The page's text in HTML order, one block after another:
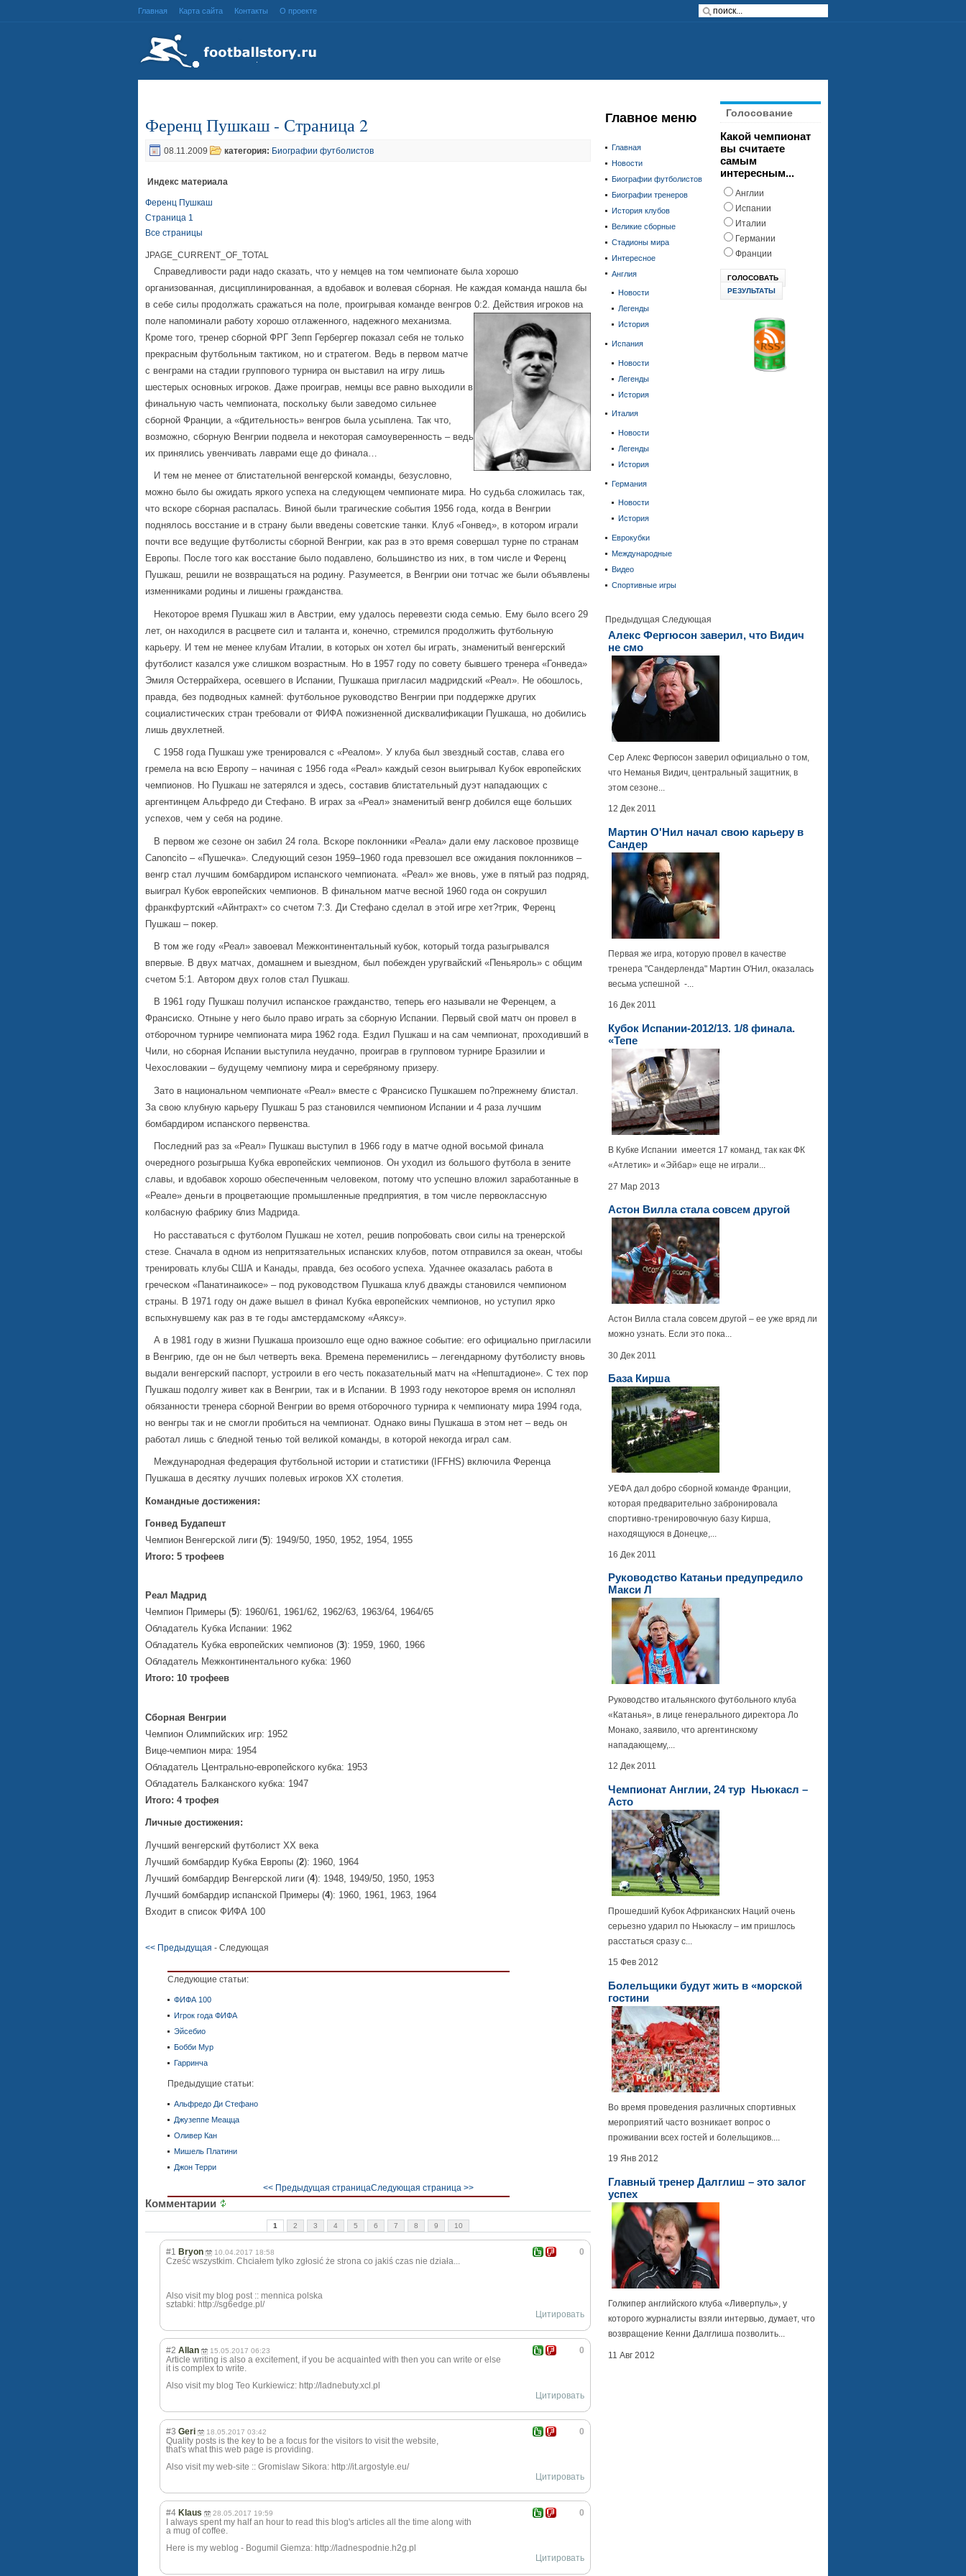
Главная Карта сайта Контакты О проекте
Главное меню
Главная
Новости
Биографии футболистов
Биографии тренеров
История клубов
Великие сборные
Стадионы мира
Интересное
Англия
Новости
Легенды
История
Испания
Новости
Легенды
История
Италия
Новости
Легенды
История
Германия
Новости
История
Еврокубки
Международные
Видео
Спортивные игры
Голосование
Какой чемпионат
вы считаете
самым
интересным...
Англии
Испании
Италии
Германии
Франции
РЕЗУЛЬТАТЫ
Предыдущая Следующая
Алекс Фергюсон заверил, что Видич
не смо
Сер Алекс Фергюсон заверил официально о том,
что Неманья Видич, центральный защитник, в
этом сезоне...
12 Дек 2011
Мартин О'Нил начал свою карьеру в
Сандер
Первая же игра, которую провел в качестве
тренера "Сандерленда" Мартин О'Нил, оказалась
весьма успешной -...
16 Дек 2011
Кубок Испании-2012/13. 1/8 финала.
«Тепе
В Кубке Испании имеется 17 команд, так как ФК
«Атлетик» и «Эйбар» еще не играли...
27 Мар 2013
Астон Вилла стала совсем другой
Астон Вилла стала совсем другой – ее уже вряд ли
можно узнать. Если это пока...
30 Дек 2011
База Кирша
УЕФА дал добро сборной команде Франции,
которая предварительно забронировала
спортивно-тренировочную базу Кирша,
находящуюся в Донецке,...
16 Дек 2011
Руководство Катаньи предупредило
Макси Л
Руководство итальянского футбольного клуба
«Катанья», в лице генерального директора Ло
Монако, заявило, что аргентинскому
нападающему,...
12 Дек 2011
Чемпионат Англии, 24 тур Ньюкасл –
Асто
Прошедший Кубок Африканских Наций очень
серьезно ударил по Ньюкаслу – им пришлось
расстаться сразу с...
15 Фев 2012
Болельщики будут жить в «морской
гостини
Во время проведения различных спортивных
мероприятий часто возникает вопрос о
проживании всех гостей и болельщиков....
19 Янв 2012
Главный тренер Далглиш – это залог
успех
Голкипер английского клуба «Ливерпуль», у
которого журналисты взяли интервью, думает, что
возвращение Кенни Далглиша позволить...
11 Авг 2012
Ференц Пушкаш - Страница 2
08.11.2009 категория: Биографии футболистов
Индекс материала
Ференц Пушкаш
Страница 1
Все страницы
JPAGE_CURRENT_OF_TOTAL
Справедливости ради надо сказать, что у немцев на том чемпионате была хорошо
организованная, дисциплинированная, а вдобавок и волевая сборная. Не каждая команда нашла бы
в себе силы продолжать сражаться на поле, проигрывая команде венгров 0:2. Действия игроков на
поле напоминали работу хорошо отлаженного, надежного механизма.
Кроме того, тренер сборной ФРГ Зепп Гербергер показал себя не только
прекрасным футбольным тактиком, но и стратегом. Ведь в первом матче
с венграми на стадии группового турнира он выставил на игру лишь
шестерых основных игроков. Даже проиграв, немцы все равно выходили в
финальную часть чемпионата, поскольку были заведомо сильнее
сборной Франции, а «бдительность» венгров была усыплена. Так что,
возможно, сборную Венгрии подвела и некоторая самоуверенность – ведь
их принялись увенчивать лаврами еще до финала…
И тем не менее от блистательной венгерской команды, безусловно,
можно было бы ожидать яркого успеха на следующем чемпионате мира. Но судьба сложилась так,
что вскоре сборная распалась. Виной были трагические события 1956 года, когда в Венгрии
поднялось восстание и в страну были введены советские танки. Клуб «Гонвед», в котором играли
почти все ведущие футболисты сборной Венгрии, как раз в это время совершал турне по странам
Европы. После того как восстание было подавлено, большинство из них, в том числе и Ференц
Пушкаш, решили не возвращаться на родину. Разумеется, в Венгрии они тотчас же были объявлены
изменниками родины и лишены гражданства.
Некоторое время Пушкаш жил в Австрии, ему удалось перевезти сюда семью. Ему было всего 29
лет, он находился в расцвете сил и таланта и, конечно, стремился продолжить футбольную
карьеру. И тем не менее клубам Италии, в которых он хотел бы играть, знаменитый венгерский
футболист казался уже слишком возрастным. Но в 1957 году по совету бывшего тренера «Гонведа»
Эмиля Остеррайхера, осевшего в Испании, Пушкаша пригласил мадридский «Реал». Не обошлось,
правда, без подводных камней: футбольное руководство Венгрии при поддержке других
социалистических стран требовали от ФИФА пожизненной дисквалификации Пушкаша, но добились
лишь двухлетней.
С 1958 года Пушкаш уже тренировался с «Реалом». У клуба был звездный состав, слава его
гремела на всю Европу – начиная с 1956 года «Реал» каждый сезон выигрывал Кубок европейских
чемпионов. Но Пушкаш не затерялся и здесь, составив блистательный дуэт нападающих с
аргентинцем Альфредо ди Стефано. В играх за «Реал» знаменитый венгр добился еще больших
успехов, чем у себя на родине.
В первом же сезоне он забил 24 гола. Вскоре поклонники «Реала» дали ему ласковое прозвище
Canoncito – «Пушечка». Следующий сезон 1959–1960 года превзошел все ожидания поклонников –
венгр стал лучшим бомбардиром испанского чемпионата. «Реал» же вновь, уже в пятый раз подряд,
выиграл Кубок европейских чемпионов. В финальном матче весной 1960 года он сокрушил
франкфуртский «Айнтрахт» со счетом 7:3. Ди Стефано сделал в этой игре хет?трик, Ференц
Пушкаш – покер.
В том же году «Реал» завоевал Межконтинентальный кубок, который тогда разыгрывался
впервые. В двух матчах, домашнем и выездном, был побежден уругвайский «Пеньяроль» с общим
счетом 5:1. Автором двух голов стал Пушкаш.
В 1961 году Пушкаш получил испанское гражданство, теперь его называли не Ференцем, а
Франсиско. Отныне у него было право играть за сборную Испании. Первый свой матч он провел в
отборочном турнире чемпионата мира 1962 года. Ездил Пушкаш и на сам чемпионат, проходивший в
Чили, но сборная Испании выступила неудачно, проиграв в групповом турнире Бразилии и
Чехословакии – будущему чемпиону мира и серебряному призеру.
Зато в национальном чемпионате «Реал» вместе с Франсиско Пушкашем по?прежнему блистал.
За свою клубную карьеру Пушкаш 5 раз становился чемпионом Испании и 4 раза лучшим
бомбардиром испанского первенства.
Последний раз за «Реал» Пушкаш выступил в 1966 году в матче одной восьмой финала
очередного розыгрыша Кубка европейских чемпионов. Он уходил из большого футбола в зените
славы, и вдобавок хорошо обеспеченным человеком, потому что успешно вложил заработанные в
«Реале» деньги в процветающие промышленные предприятия, в том числе первоклассную
колбасную фабрику близ Мадрида.
Но расставаться с футболом Пушкаш не хотел, решив попробовать свои силы на тренерской
стезе. Сначала в одном из непритязательных испанских клубов, потом отправился за океан, чтобы
тренировать клубы США и Канады, правда, без особого успеха. Удачнее оказалась работа в
греческом «Панатинаикосе» – под руководством Пушкаша клуб дважды становился чемпионом
страны. В 1971 году он даже вышел в финал Кубка европейских чемпионов, но уступил ярко
вспыхнувшему как раз в те годы амстердамскому «Аяксу».
А в 1981 году в жизни Пушкаша произошло еще одно важное событие: его официально пригласили
в Венгрию, где он не был четверть века. Времена переменились – легендарному футболисту вновь
выдали венгерский паспорт, устроили в его честь показательный матч на «Непштадионе». С тех пор
Пушкаш подолгу живет как в Венгрии, так и в Испании. В 1993 году некоторое время он исполнял
обязанности тренера сборной Венгрии во время отборочного турнира к чемпионату мира 1994 года,
но венгры так и не смогли пробиться на чемпионат. Однако вины Пушкаша в этом нет – ведь он
работал лишь с бледной тенью той великой команды, в которой некогда играл сам.
Международная федерация футбольной истории и статистики (IFFHS) включила Ференца
Пушкаша в десятку лучших полевых игроков XX столетия.
Командные достижения:
Гонвед Будапешт
Чемпион Венгерской лиги (5): 1949/50, 1950, 1952, 1954, 1955
Итого: 5 трофеев
Реал Мадрид
Чемпион Примеры (5): 1960/61, 1961/62, 1962/63, 1963/64, 1964/65
Обладатель Кубка Испании: 1962
Обладатель Кубка европейских чемпионов (3): 1959, 1960, 1966
Обладатель Межконтинентального кубка: 1960
Итого: 10 трофеев
Сборная Венгрии
Чемпион Олимпийских игр: 1952
Вице-чемпион мира: 1954
Обладатель Центрально-европейского кубка: 1953
Обладатель Балканского кубка: 1947
Итого: 4 трофея
Личные достижения:
Лучший венгерский футболист XX века
Лучший бомбардир Кубка Европы (2): 1960, 1964
Лучший бомбардир Венгерской лиги (4): 1948, 1949/50, 1950, 1953
Лучший бомбардир испанской Примеры (4): 1960, 1961, 1963, 1964
Входит в список ФИФА 100
<< Предыдущая - Следующая
Следующие статьи:
ФИФА 100
Игрок года ФИФА
Эйсебио
Бобби Мур
Гарринча
Предыдущие статьи:
Альфредо Ди Стефано
Джузеппе Меацца
Оливер Кан
Мишель Платини
Джон Терри
<< Предыдущая страницаСледующая страница >>
Комментарии
1 2 3 4 5 6 7 8 9 10
0
#1 Bryon 10.04.2017 18:58
Cześć wszystkim. Chciałem tylko zgłosić że strona co jakiś czas nie działa...
Also visit my blog post :: mennica polska
sztabki: http://sg6edge.pl/
Цитировать
0
#2 Allan 15.05.2017 06:23
Article writing is also a excitement, if you be acquainted with then you can write or else
it is complex to write.
Also visit my blog Teo Kurkiewicz: http://ladnebuty.xcl.pl
Цитировать
0
#3 Geri 18.05.2017 03:42
Quality posts is the key to be a focus for the visitors to visit the website,
that's what this web page is providing.
Also visit my web-site :: Gromislaw Sikora: http://it.argostyle.eu/
Цитировать
0
#4 Klaus 28.05.2017 19:59
I always spent my half an hour to read this blog's articles all the time along with
a mug of coffee.
Here is my weblog - Bogumil Giemza: http://ladnespodnie.h2g.pl
Цитировать